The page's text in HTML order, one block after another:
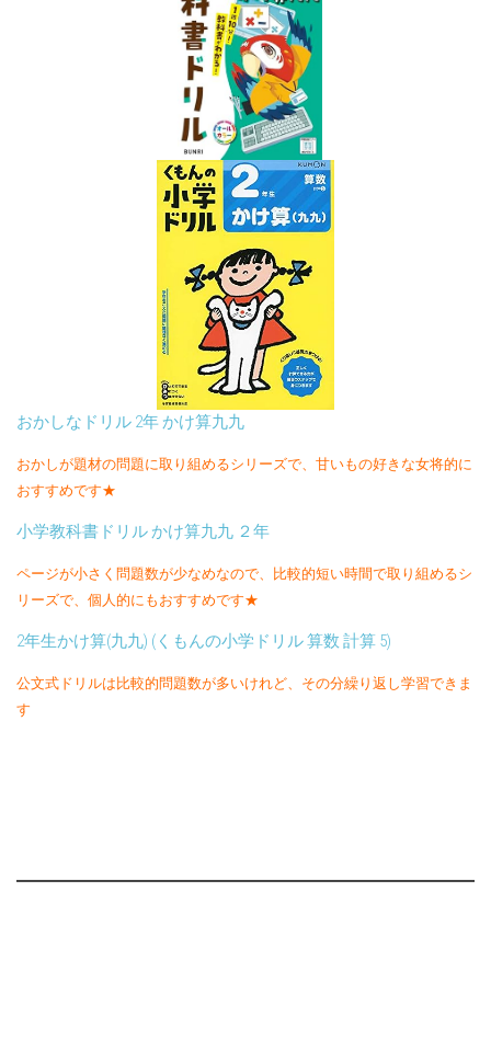
おかしなドリル 2年 かけ算九九
おかしが題材の問題に取り組めるシリーズで、甘いもの好きな女将的に
おすすめです★
小学教科書ドリル かけ算九九 ２年
ページが小さく問題数が少なめなので、比較的短い時間で取り組めるシ
リーズで、個人的にもおすすめです★
2年生かけ算(九九) (くもんの小学ドリル 算数 計算 5)
公文式ドリルは比較的問題数が多いけれど、その分繰り返し学習できま
す